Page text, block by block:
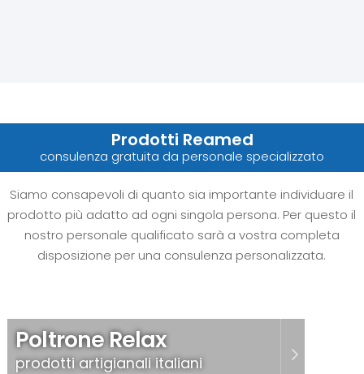
Prodotti Reamed
consulenza gratuita da personale specializzato
Siamo consapevoli di quanto sia importante individuare il
prodotto più adatto ad ogni singola persona. Per questo il
nostro personale qualificato sarà a vostra completa
disposizione per una consulenza personalizzata.
Poltrone Relax
prodotti artigianali italiani